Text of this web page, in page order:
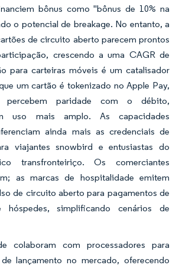
bônus como "bônus de 10% na
o potencial de breakage. No entanto, a
de circuito aberto parecem prontos
crescendo a uma CAGR de
para carteiras móveis é um catalisador
um cartão é tokenizado no Apple Pay,
percebem paridade com o débito,
uso mais amplo. As capacidades
ainda mais as credenciais de
viajantes snowbird e entusiastas do
transfronteiriço. Os comerciantes
as marcas de hospitalidade emitem
de circuito aberto para pagamentos de
hóspedes, simplificando cenários de
colaboram com processadores para
lançamento no mercado, oferecendo